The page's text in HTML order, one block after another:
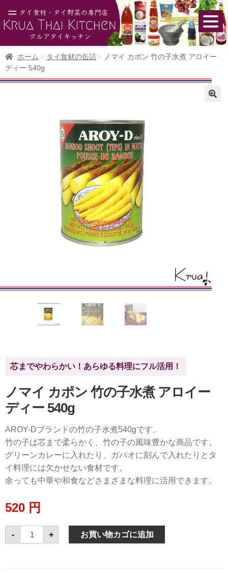
ホーム タイ食材の缶詰
ノマイ カポン 竹の子水煮 アロイー
ディー 540g
芯までやわらかい！あらゆる料理にフル活用！
ノマイ カポン 竹の子水煮 アロイー
ディー 540g
AROY-Dブランドの竹の子水煮540gです。
竹の子は芯まで柔らかく、竹の子の風味豊かな商品です。
グリーンカレーに入れたり、ガパオに刻んで入れたりとタ
イ料理には欠かせない食材です。
余っても中華や和食などさまざまな料理に活用できます。
520 円
-
ノ
イ
+ お買い物カゴに追加